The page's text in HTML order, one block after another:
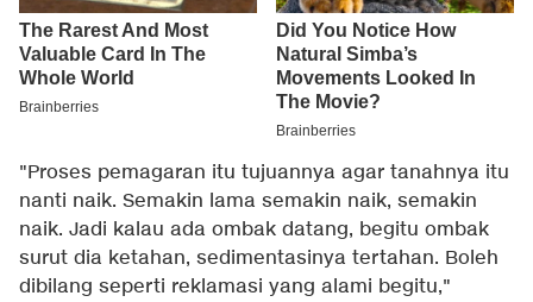
"Proses pemagaran itu tujuannya agar tanahnya itu
nanti naik. Semakin lama semakin naik, semakin
naik. Jadi kalau ada ombak datang, begitu ombak
surut dia ketahan, sedimentasinya tertahan. Boleh
dibilang seperti reklamasi yang alami begitu,"